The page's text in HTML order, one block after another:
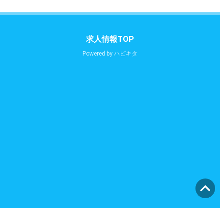
求人情報TOP
Powered by ハピキタ